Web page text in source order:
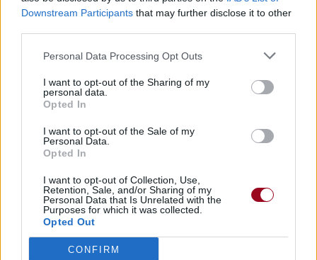
Downstream Participants that may further disclose it to other
Personal Data Processing Opt Outs
I want to opt-out of the Sharing of my
personal data.
Opted In
I want to opt-out of the Sale of my
Personal Data.
Opted In
I want to opt-out of Collection, Use,
Retention, Sale, and/or Sharing of my
Personal Data that Is Unrelated with the
Purposes for which it was collected.
Opted Out
CONFIRM